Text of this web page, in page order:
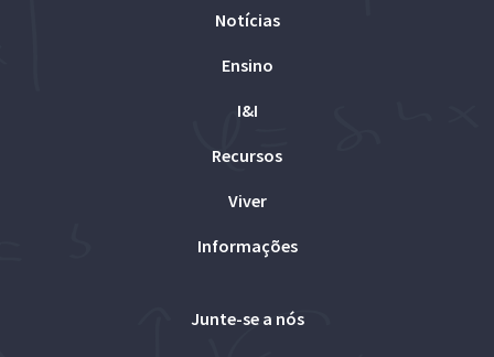
Notícias
Ensino
I&I
Recursos
Viver
Informações
Junte-se a nós